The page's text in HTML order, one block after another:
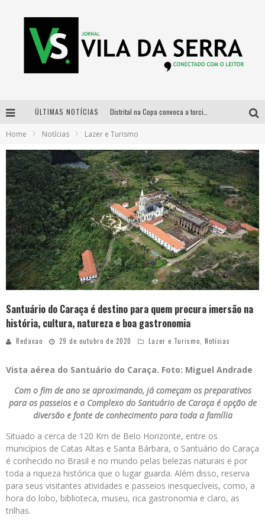
ÚLTIMAS NOTÍCIAS
Cidade Junina se consolida como vitrine estratégica para grandes marcas e se despede com Xand Avião e Mari Fernandez
Designer mineira lança jogo educativo sobre coleta seletiva na maior feira de jogos de tabuleiro da América Latina
Home Notícias Lazer e Turismo
Santuário do Caraça é destino para quem procura imersão na
história, cultura, natureza e boa gastronomia
Redacao 29 de outubro de 2020 Lazer e Turismo Notícias
Vista aérea do Santuário do Caraça. Foto: Miguel Andrade
Com o fim de ano se aproximando, já começam os preparativos
para os passeios e o Complexo do Santuário de Caraça é opção de
diversão e fonte de conhecimento para toda a família
Situado a cerca de 120 Km de Belo Horizonte, entre os
municípios de Catas Altas e Santa Bárbara, o Santuário do Caraça
é conhecido no Brasil e no mundo pelas belezas naturais e por
toda a riqueza histórica que o lugar guarda. Além disso, reserva
para seus visitantes atividades e passeios inesquecíveis, como, a
hora do lobo, biblioteca, museu, rica gastronomia e claro, as
trilhas.